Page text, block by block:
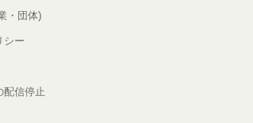
・団体)
シー
配信停止